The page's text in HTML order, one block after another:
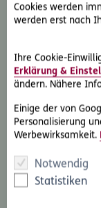
Cookies werden
werden erst nach
Ihre Cookie-
Erklärung &
ändern. Nähere
Einige der von
Personalisierung
Werbewirksamkeit.
Notwendig
Statistiken